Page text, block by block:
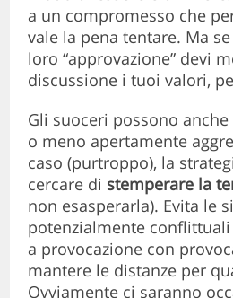
a un compromesso che
vale la pena tentare. Ma
loro “approvazione” devi
discussione i tuoi valori,
Gli suoceri possono
o meno apertamente
caso (purtroppo), la
cercare di stemperare la
non esasperarla). Evita le
potenzialmente
a provocazione con
mantere le distanze per
Ovviamente ci saranno